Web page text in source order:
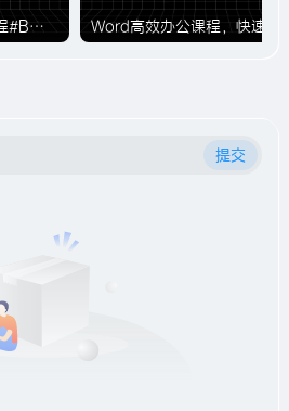
摄影零基础相机入门课程#B站付费课程#A936
提交